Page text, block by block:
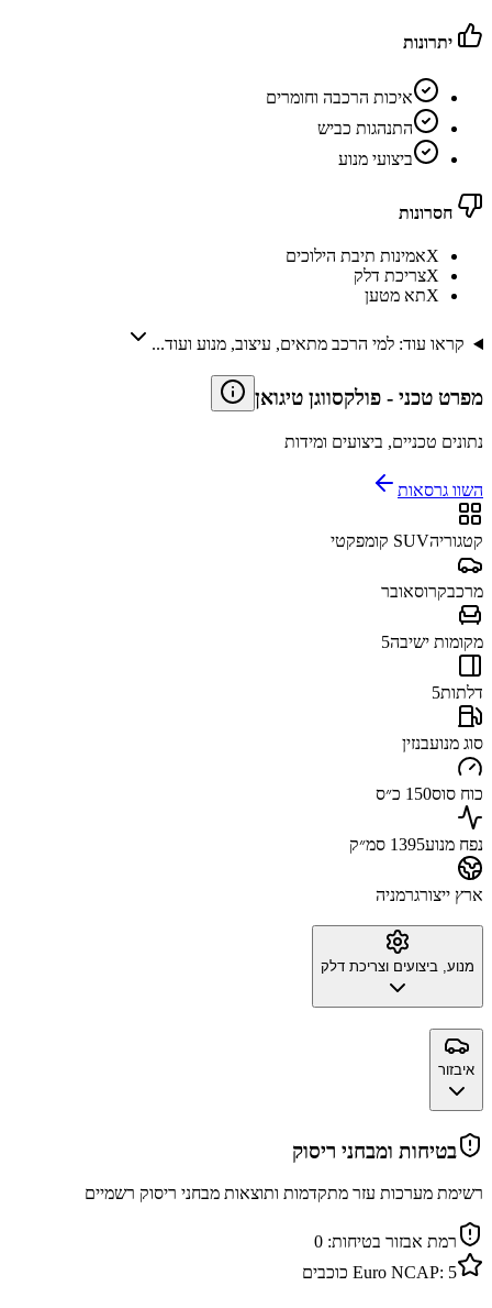
יתרונות
איכות הרכבה וחומרים
התנהגות כביש
ביצועי מנוע
חסרונות
Xאמינות תיבת הילוכים
Xצריכת דלק
Xתא מטען
קראו עוד: למי הרכב מתאים, עיצוב, מנוע ועוד...
מפרט טכני - פולקסווגן טיגואן
נתונים טכניים, ביצועים ומידות
השוו גרסאות
קטגוריהSUV קומפקטי
מרכבקרוסאובר
מקומות ישיבה5
דלתות5
סוג מנועבנזין
כוח סוס150 כ״ס
נפח מנוע1395 סמ״ק
ארץ ייצורגרמניה
מנוע, ביצועים וצריכת דלק
איבזור
בטיחות ומבחני ריסוק
רשימת מערכות עזר מתקדמות ותוצאות מבחני ריסוק רשמיים
רמת אבזור בטיחות: 0
Euro NCAP: 5 כוכבים